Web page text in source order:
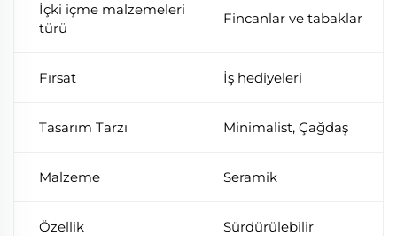
İçki içme malzemeleri
türü
Fincanlar ve tabaklar
Fırsat İş hediyeleri
Tasarım Tarzı Minimalist, Çağdaş
Malzeme Seramik
Özellik Sürdürülebilir